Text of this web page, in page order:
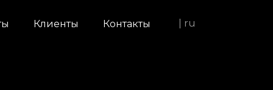
Клиенты Контакты | ru